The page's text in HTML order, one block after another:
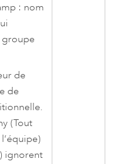
: nom
groupe
de
de
(Tout
ignorent